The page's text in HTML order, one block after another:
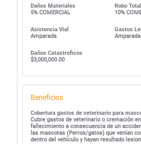
Daños Materiales
5% COMERCIAL
Robo Total
10%
Asistencia Vial
Amparada
Gastos
Amparada
Daños Catastroficos
$3,000,000.00
Beneficios
Cobertura gastos de veterinario para
Cubre gastos de veterinario o cremación
fallecimiento a consecuencia de un
las mascotas (Perros/gatos) que venían
dentro del vehículo y hayan resultado